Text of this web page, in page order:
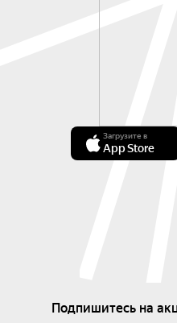
Загрузите в
App Store
Подпишитесь на